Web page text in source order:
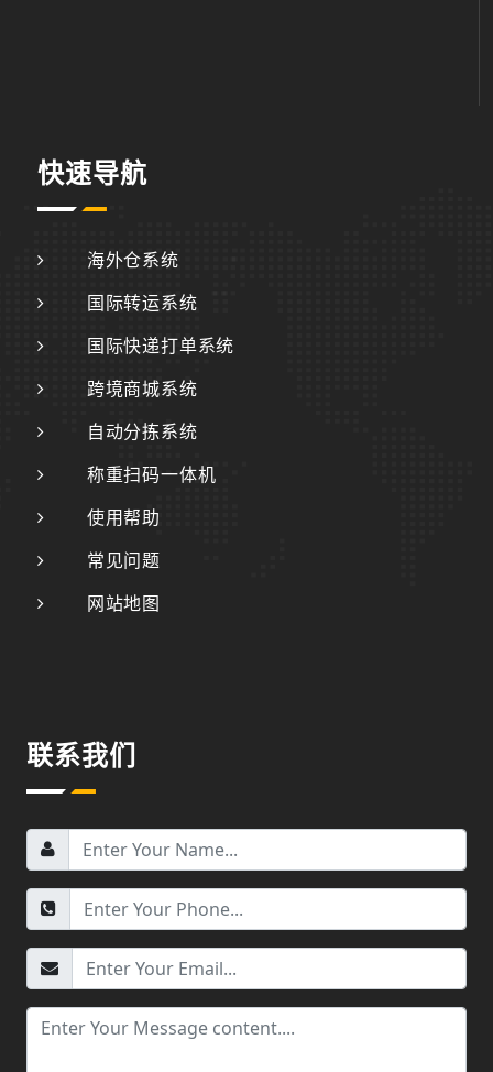
快速导航
海外仓系统
国际转运系统
国际快递打单系统
跨境商城系统
自动分拣系统
称重扫码一体机
使用帮助
常见问题
网站地图
联系我们